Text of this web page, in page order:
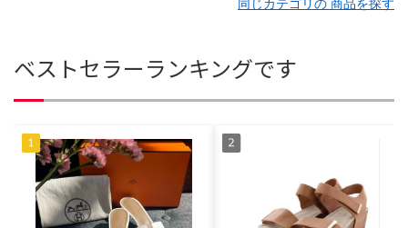
同じカテゴリの 商品を探す
ベストセラーランキングです